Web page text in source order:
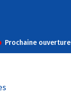
Prochaine